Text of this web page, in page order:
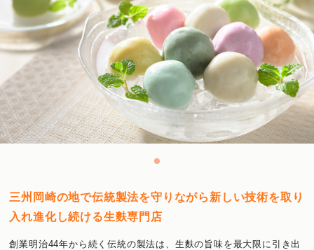
三州岡崎の地で伝統製法を守りながら新しい技術を取り
入れ進化し続ける生麩専門店
創業明治44年から続く伝統の製法は、生麩の旨味を最大限に引き出